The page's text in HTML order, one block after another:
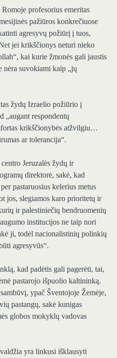
profesorius emeritas
pažiūros konkrečiuose
agresyvų požiūrį į tuos,
jei krikščionys neturi nieko
kai kurie žmonės gali jaustis
nėra suvokiami kaip „jų
žydų Izraelio požiūrio į
„augant respondentų
krikščionybės atžvilgiu…
ar tolerancija“.
Jeruzalės žydų ir
direktorė, sakė, kad
pastaruosius kelerius metus
jos, slegiamos karo prioritetų ir
ir palestiniečių bendruomenių
institucijos ne taip nori
ji, todėl nacionalistinių polinkių
agresyvūs“.
kad padėtis gali pagerėti, tai,
pastarojo išpuolio kaltininką.
ypač Šventojoje Žemėje,
pastangų, sakė kunigas
globos mokyklų vadovas
yra linkusi išklausyti